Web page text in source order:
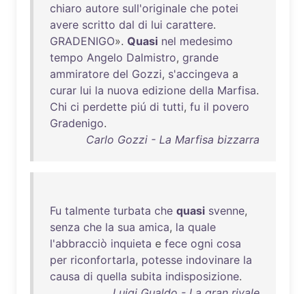
chiaro autore sull'originale che potei
avere scritto dal di lui carattere.
GRADENIGO». Quasi nel medesimo
tempo Angelo Dalmistro, grande
ammiratore del Gozzi, s'accingeva a
curar lui la nuova edizione della Marfisa.
Chi ci perdette piú di tutti, fu il povero
Gradenigo.
Carlo Gozzi - La Marfisa bizzarra
Fu talmente turbata che quasi svenne,
senza che la sua amica, la quale
l'abbracciò inquieta e fece ogni cosa
per riconfortarla, potesse indovinare la
causa di quella subita indisposizione.